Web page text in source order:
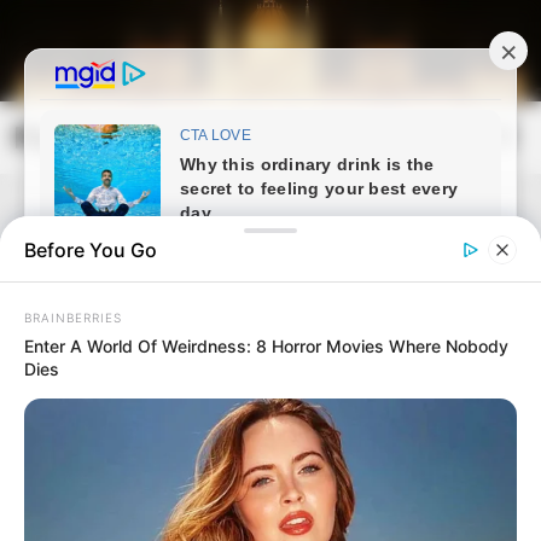
content
Magyarország Kincsei
Before You Go
BRAINBERRIES
Enter A World Of Weirdness: 8 Horror Movies Where Nobody
Dies